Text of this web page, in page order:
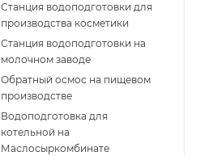
Станция водоподготовки для
производства косметики
Станция водоподготовки на
молочном заводе
Обратный осмос на пищевом
производстве
Водоподготовка для
котельной на
Маслосыркомбинате